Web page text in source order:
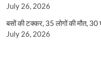
July 26, 2026
बसों की टक्कर, 35 लोगों की मौत, 30
July 26, 2026